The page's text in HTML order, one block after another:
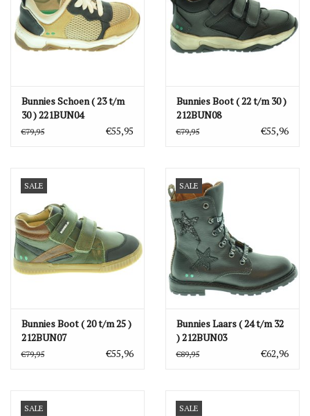
Bunnies Schoen ( 23 t/m
30 ) 221BUN04
€79,95 €55,95
Bunnies Boot ( 22 t/m 30 )
212BUN08
€79,95 €55,96
SALE
Bunnies Boot ( 20 t/m 25 )
212BUN07
€79,95 €55,96
SALE
Bunnies Laars ( 24 t/m 32
) 212BUN03
€89,95 €62,96
SALE SALE